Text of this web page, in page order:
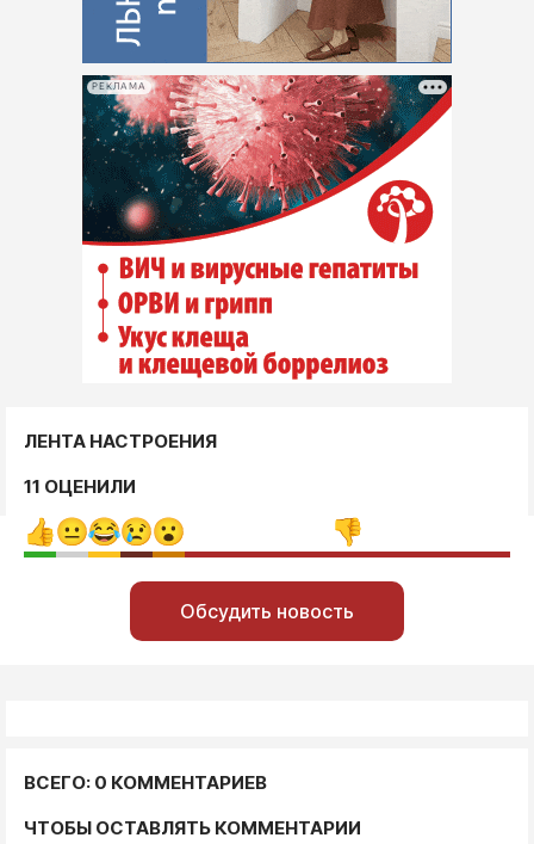
РЕКЛАМА
ЛЕНТА НАСТРОЕНИЯ
11 ОЦЕНИЛИ
Обсудить новость
ВСЕГО: 0 КОММЕНТАРИЕВ
ЧТОБЫ ОСТАВЛЯТЬ КОММЕНТАРИИ